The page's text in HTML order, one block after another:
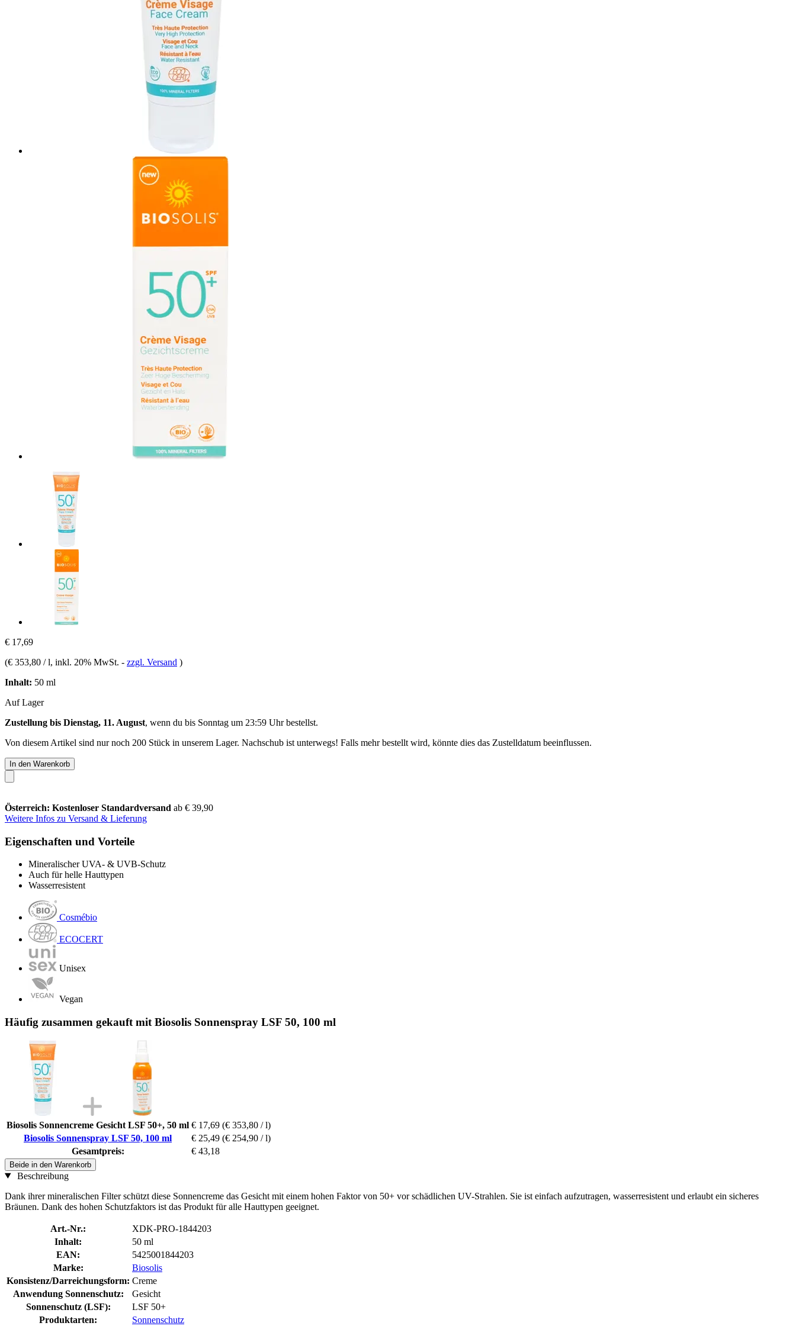
€ 17,69
(€ 353,80 / l, inkl. 20% MwSt. - zzgl. Versand )
Inhalt: 50 ml
Auf Lager
Zustellung bis Dienstag, 11. August, wenn du bis Sonntag um 23:59 Uhrbestellst.
Von diesem Artikel sind nur noch 200 Stück in unserem Lager. Nachschub ist unterwegs! Falls mehr bestellt wird, könnte dies das Zustelldatum beeinflussen.
In den Warenkorb
Österreich: Kostenloser Standardversand ab € 39,90
Weitere Infos zu Versand & Lieferung
Eigenschaften und Vorteile
Mineralischer UVA- & UVB-Schutz
Auch für helle Hauttypen
Wasserresistent
Cosmébio
ECOCERT
Unisex
Vegan
Häufig zusammen gekauft mit Biosolis Sonnenspray LSF 50, 100 ml
Biosolis Sonnencreme Gesicht LSF 50+, 50 ml € 17,69 (€ 353,80 / l)
Biosolis Sonnenspray LSF 50, 100 ml
€ 25,49 (€ 254,90 / l)
Gesamtpreis:
€ 43,18
Beide in den Warenkorb
Beschreibung
Dank ihrer mineralischen Filter schützt diese Sonnencreme das Gesicht mit einem hohen Faktor von 50+ vor schädlichen UV-Strahlen. Sie ist einfach aufzutragen, wasserresistent und erlaubt ein sicheres
Bräunen. Dank des hohen Schutzfaktors ist das Produkt für alle Hauttypen geeignet.
Art.-Nr.:
XDK-PRO-1844203
Inhalt:
50 ml
EAN:
5425001844203
Marke:
Biosolis
Konsistenz/Darreichungsform: Creme
Anwendung Sonnenschutz:
Gesicht
Sonnenschutz (LSF):
LSF 50+
Produktarten:
Sonnenschutz